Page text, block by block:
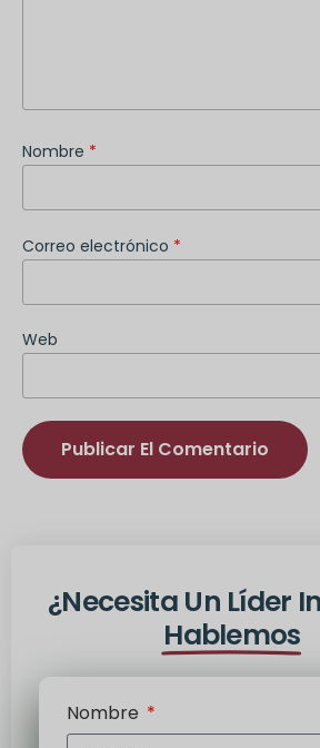
Nombre *
Correo electrónico *
Web
¿Necesita Un Líder
Hablemos
Nombre